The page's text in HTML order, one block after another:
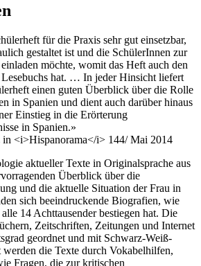
für die Praxis sehr gut einsetzbar,
gestaltet ist und die SchülerInnen zur
möchte, womit das Heft auch den
Lesebuchs hat. … In jeder Hinsicht liefert
einen guten Überblick über die Rolle
in Spanien und dient auch darüber hinaus
Einstieg in die Erörterung
in Spanien.»
in <i>Hispanorama</i> 144/ Mai 2014
aktueller Texte in Originalsprache aus
Überblick über die
und die aktuelle Situation der Frau in
sich beeindruckende Biografien, wie
14 Achttausender bestiegen hat. Die
Zeitschriften, Zeitungen und Internet
geordnet und mit Schwarz-Weiß-
die Texte durch Vokabelhilfen,
Fragen, die zur kritischen